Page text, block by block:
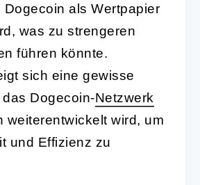
Dogecoin als Wertpapier
was zu strengeren
führen könnte.
sich eine gewisse
Dogecoin-Netzwerk
weiterentwickelt wird, um
und Effizienz zu